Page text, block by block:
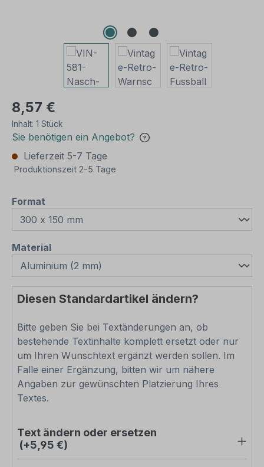
8,57 €
Inhalt: 1 Stück
Sie benötigen ein Angebot?
Lieferzeit 5-7 Tage
Produktionszeit 2-5 Tage
Format
Materialauswählen
Diesen Standardartikel ändern?
Bitte geben Sie bei Textänderungen an, ob
bestehende Textinhalte komplett ersetzt oder nur
um Ihren Wunschtext ergänzt werden sollen. Im
Falle einer Ergänzung, bitten wir um nähere
Angaben zur gewünschten Platzierung Ihres
Textes.
Text ändern oder ersetzen
(+5,95 €)